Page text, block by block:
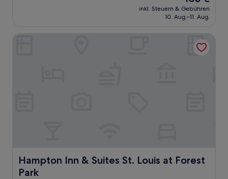
Preis
beträgt
inkl. Steuern & Gebühren
10. Aug.–11. Aug.
Hampton Inn & Suites St. Louis at Forest
Park
Hampton Inn & Suites St. Louis at Forest Park